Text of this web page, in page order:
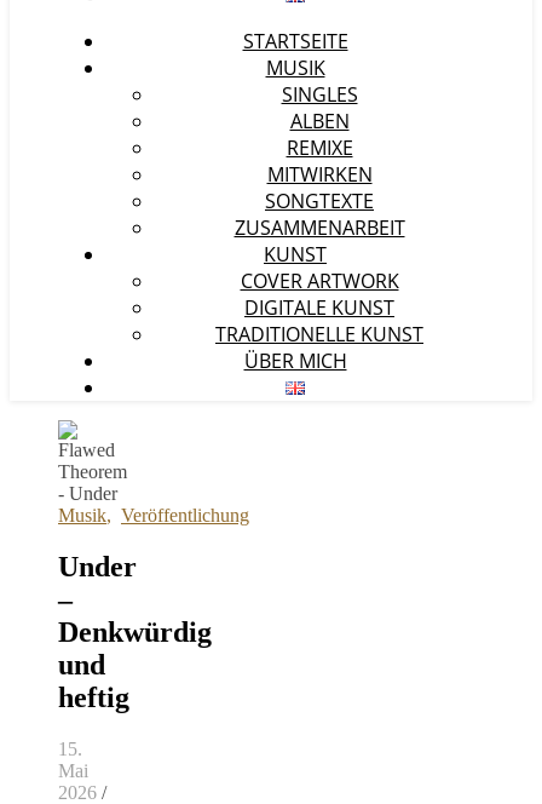
STARTSEITE
MUSIK
SINGLES
ALBEN
REMIXE
MITWIRKEN
SONGTEXTE
ZUSAMMENARBEIT
KUNST
COVER ARTWORK
DIGITALE KUNST
TRADITIONELLE KUNST
ÜBER MICH
Musik, Veröffentlichung
Under
–
Denkwürdig
und
heftig
15.
Mai
2026 /